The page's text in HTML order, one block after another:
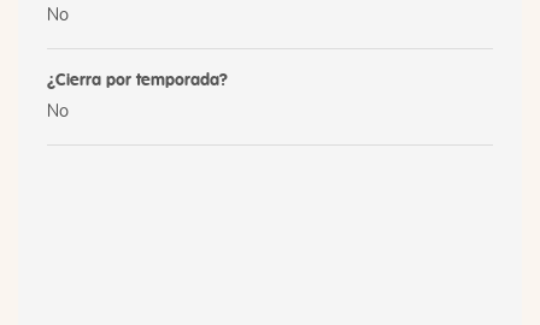
No
¿Cierra por temporada?
No